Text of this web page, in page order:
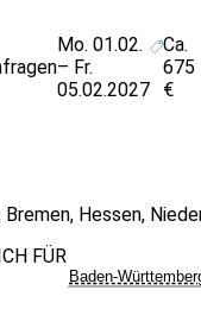
Mo. 01.02.
– Fr.
05.02.2027
Ca.
675
€
Bremen, Hessen,
FÜR
Baden-